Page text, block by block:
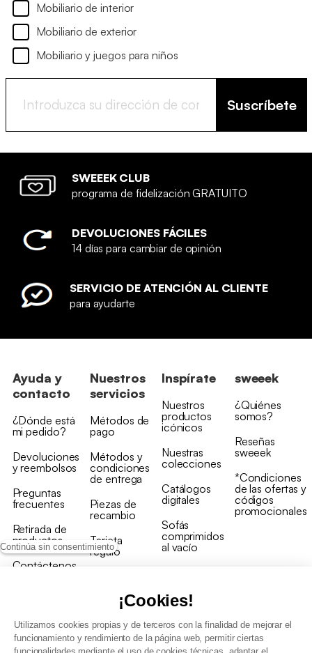
Continúa sin consentimiento
¡Cookies!
Utilizamos cookies propias y de terceros con la finalidad de mejorar el
funcionamiento y rendimiento de la página web, permitir ciertas
Mobiliario de interior
Mobiliario de exterior
Mobiliario y juegos para niños
Suscríbete
SWEEEK CLUB
programa de fidelización GRATUITO
DEVOLUCIONES FÁCILES
14 días para cambiar de opinión
SERVICIO DE ATENCIÓN AL CLIENTE
para ayudarte
Ayuda y
contacto
¿Dónde está
mi pedido?
Devoluciones
y reembolsos
Preguntas
frecuentes
Retirada de
productos
Contáctenos
Nuestros
servicios
Métodos de
pago
Métodos y
condiciones
de entrega
Piezas de
recambio
Tarjeta
regalo
Inspírate
Nuestros
productos
icónicos
Nuestras
colecciones
Catálogos
digitales
Sofás
comprimidos
al vacío
sweeek
¿Quiénes
somos?
Reseñas
sweeek
*Condiciones
de las ofertas y
códigos
promocionales